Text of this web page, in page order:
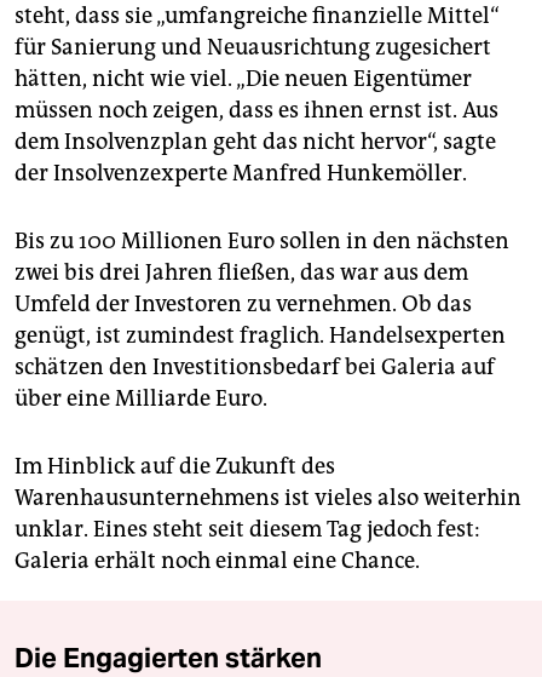
steht, dass sie „umfangreiche finanzielle Mittel“
für Sanierung und Neuausrichtung zugesichert
hätten, nicht wie viel. „Die neuen Eigentümer
müssen noch zeigen, dass es ihnen ernst ist. Aus
dem Insolvenzplan geht das nicht hervor“, sagte
der Insolvenzexperte Manfred Hunkemöller.
Bis zu 100 Millionen Euro sollen in den nächsten
zwei bis drei Jahren fließen, das war aus dem
Umfeld der Investoren zu vernehmen. Ob das
genügt, ist zumindest fraglich. Handelsexperten
schätzen den Investitionsbedarf bei Galeria auf
über eine Milliarde Euro.
Im Hinblick auf die Zukunft des
Warenhausunternehmens ist vieles also weiterhin
unklar. Eines steht seit diesem Tag jedoch fest:
Galeria erhält noch einmal eine Chance.
Die Engagierten stärken